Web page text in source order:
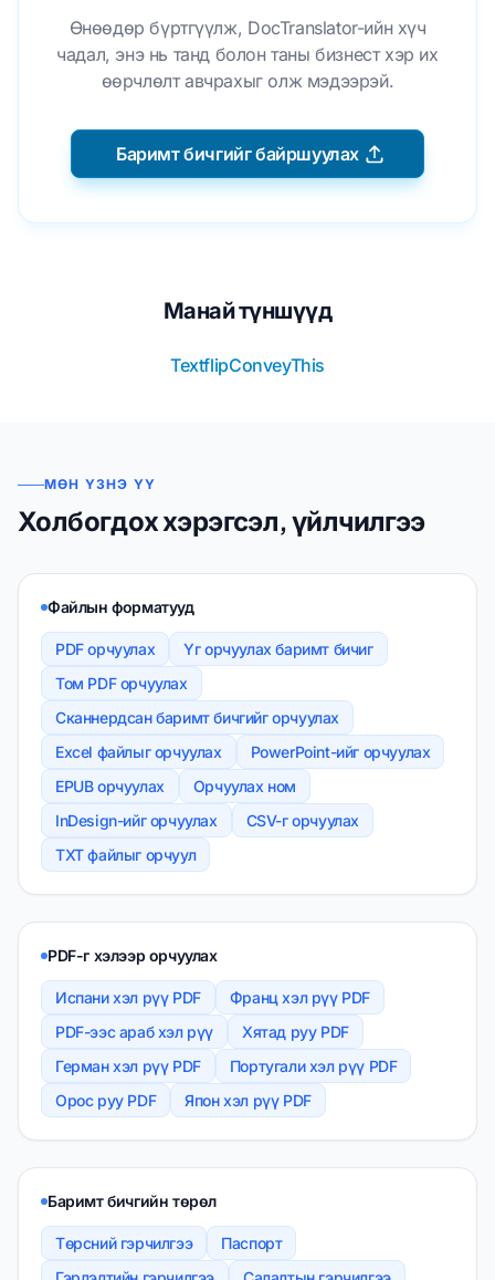
Өнөөдөр бүртгүүлж, DocTranslator-ийн хүч
чадал, энэ нь танд болон таны бизнест хэр их
өөрчлөлт авчрахыг олж мэдээрэй.
Баримт бичгийг байршуулах
Манай түншүүд
TextflipConveyThis
МӨН ҮЗНЭ ҮҮ
Холбогдох хэрэгсэл, үйлчилгээ
Файлын форматууд
PDF орчуулах
Үг орчуулах баримт бичиг
Том PDF орчуулах
Сканнердсан баримт бичгийг орчуулах
Excel файлыг орчуулах
PowerPoint-ийг орчуулах
EPUB орчуулах
Орчуулах ном
InDesign-ийг орчуулах
CSV-г орчуулах
TXT файлыг орчуул
PDF-г хэлээр орчуулах
Испани хэл рүү PDF
Франц хэл рүү PDF
PDF-ээс араб хэл рүү
Хятад руу PDF
Герман хэл рүү PDF
Португали хэл рүү PDF
Орос руу PDF
Япон хэл рүү PDF
Баримт бичгийн төрөл
Төрсний гэрчилгээ
Паспорт